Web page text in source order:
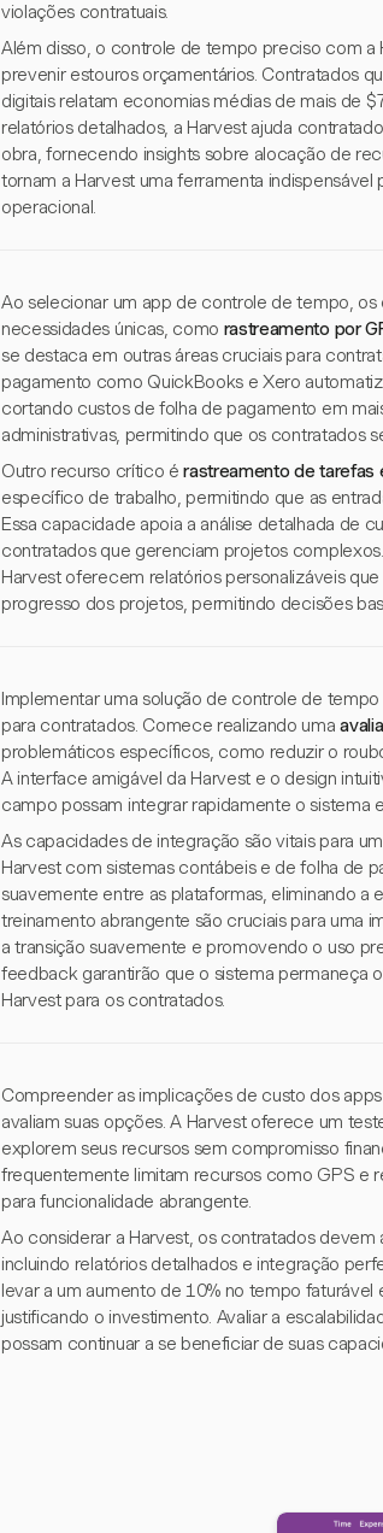
violações contratuais.
Além disso, o controle de tempo preciso com a
prevenir estouros orçamentários. Contratados
digitais relatam economias médias de mais de
relatórios detalhados, a Harvest ajuda
obra, fornecendo insights sobre alocação de
tornam a Harvest uma ferramenta
operacional.
Ao selecionar um app de controle de tempo,
necessidades únicas, como rastreamento por
se destaca em outras áreas cruciais para
pagamento como QuickBooks e Xero
cortando custos de folha de pagamento em
administrativas, permitindo que os contratados
Outro recurso crítico érastreamento de tarefas
específico de trabalho, permitindo que as
Essa capacidade apoia a análise detalhada de
contratados que gerenciam projetos
Harvest oferecem relatórios personalizáveis
progresso dos projetos, permitindo decisões
Implementar uma solução de controle de
para contratados. Comece realizando uma
problemáticos específicos, como reduzir o
A interface amigável da Harvest e o design
campo possam integrar rapidamente o sistema
As capacidades de integração são vitais para
Harvest com sistemas contábeis e de folha de
suavemente entre as plataformas, eliminando a
treinamento abrangente são cruciais para uma
a transição suavemente e promovendo o uso
feedback garantirão que o sistema permaneça
Harvest para os contratados.
Compreender as implicações de custo dos
avaliam suas opções. A Harvest oferece um
explorem seus recursos sem compromisso
frequentemente limitam recursos como GPS e
para funcionalidade abrangente.
Ao considerar a Harvest, os contratados
incluindo relatórios detalhados e integração
levar a um aumento de 10% no tempo
justificando o investimento. Avaliar a
possam continuar a se beneficiar de suas